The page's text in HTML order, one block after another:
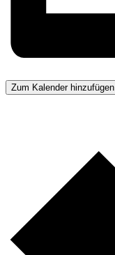
Zum Kalender hinzufügen